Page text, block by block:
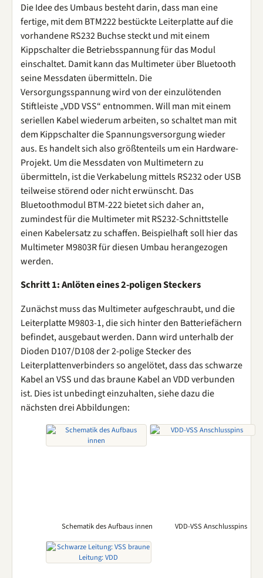
Die Idee des Umbaus besteht darin, dass man eine
fertige, mit dem BTM222 bestückte Leiterplatte auf die
vorhandene RS232 Buchse steckt und mit einem
Kippschalter die Betriebsspannung für das Modul
einschaltet. Damit kann das Multimeter über Bluetooth
seine Messdaten übermitteln. Die
Versorgungsspannung wird von der einzulötenden
Stiftleiste „VDD VSS“ entnommen. Will man mit einem
seriellen Kabel wiederum arbeiten, so schaltet man mit
dem Kippschalter die Spannungsversorgung wieder
aus. Es handelt sich also größtenteils um ein Hardware-
Projekt. Um die Messdaten von Multimetern zu
übermitteln, ist die Verkabelung mittels RS232 oder USB
teilweise störend oder nicht erwünscht. Das
Bluetoothmodul BTM-222 bietet sich daher an,
zumindest für die Multimeter mit RS232-Schnittstelle
einen Kabelersatz zu schaffen. Beispielhaft soll hier das
Multimeter M9803R für diesen Umbau herangezogen
werden.
Schritt 1: Anlöten eines 2-poligen Steckers
Zunächst muss das Multimeter aufgeschraubt, und die
Leiterplatte M9803-1, die sich hinter den Batteriefächern
befindet, ausgebaut werden. Dann wird unterhalb der
Dioden D107/D108 der 2-polige Stecker des
Leiterplattenverbinders so angelötet, dass das schwarze
Kabel an VSS und das braune Kabel an VDD verbunden
ist. Dies ist unbedingt einzuhalten, siehe dazu die
nächsten drei Abbildungen:
Schematik des Aufbaus innen VDD-VSS Anschlusspins